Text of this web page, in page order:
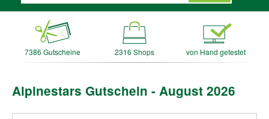
7386 Gutscheine 2316 Shops von Hand getestet
Alpinestars Gutschein - August 2026